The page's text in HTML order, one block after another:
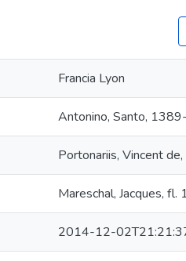
Francia Lyon
Antonino, Santo,
Portonariis, Vincent
Mareschal, Jacques,
2014-12-